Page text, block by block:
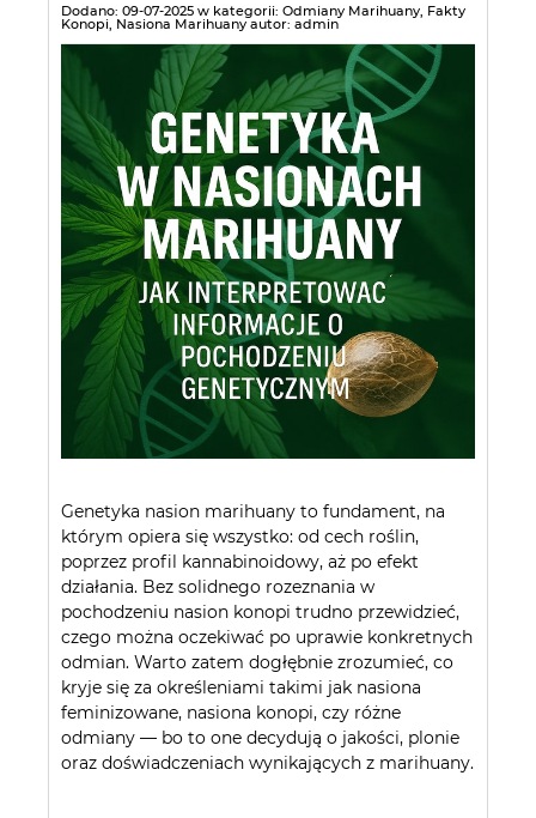
Dodano: 09-07-2025 w kategorii: Odmiany Marihuany, Fakty
Konopi, Nasiona Marihuany autor: admin
Genetyka nasion marihuany to fundament, na
którym opiera się wszystko: od cech roślin,
poprzez profil kannabinoidowy, aż po efekt
działania. Bez solidnego rozeznania w
pochodzeniu nasion konopi trudno przewidzieć,
czego można oczekiwać po uprawie konkretnych
odmian. Warto zatem dogłębnie zrozumieć, co
kryje się za określeniami takimi jak nasiona
feminizowane, nasiona konopi, czy różne
odmiany — bo to one decydują o jakości, plonie
oraz doświadczeniach wynikających z marihuany.